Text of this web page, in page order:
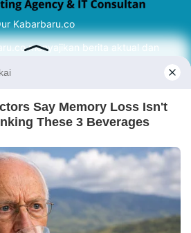
Kabarbaru.co
menyajikan berita aktual dan
dari sumber yang tepat.
Kabarbaru
Kabarbaru.co